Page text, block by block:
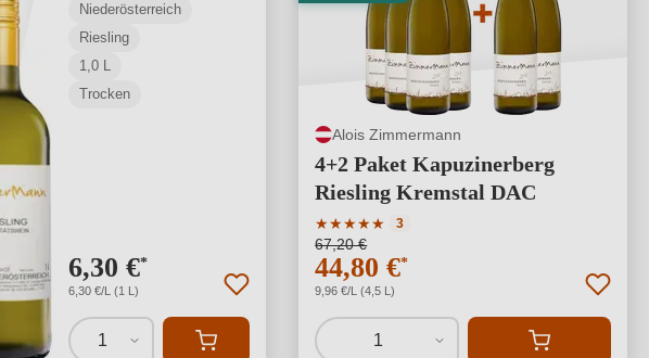
Niederösterreich
Riesling
1,0 L
Trocken
6,30 €*
6,30 €/L (1 L)
1
Alois Zimmermann
4+2 Paket Kapuzinerberg
Riesling Kremstal DAC
★★★★★
Durchschnittliche Bewertung von 5 von 5
3
67,20 €
44,80 €*
9,96 €/L (4,5 L)
1